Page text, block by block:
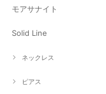
モアサナイト
Solid Line
ネックレス
ピアス